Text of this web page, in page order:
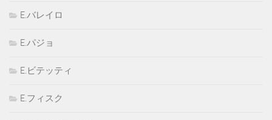
E.バレイロ
E.パジョ
E.ビテッティ
E.フィスク